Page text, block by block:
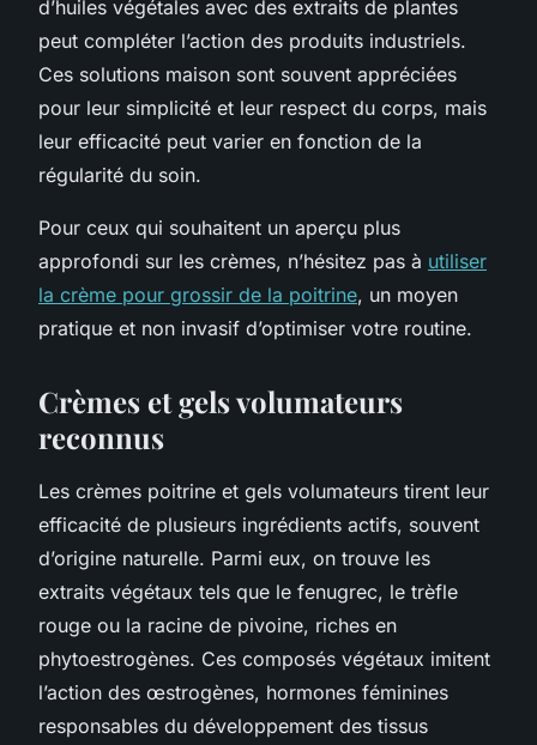
d’huiles végétales avec des extraits de plantes
peut compléter l’action des produits industriels.
Ces solutions maison sont souvent appréciées
pour leur simplicité et leur respect du corps, mais
leur efficacité peut varier en fonction de la
régularité du soin.
Pour ceux qui souhaitent un aperçu plus
approfondi sur les crèmes, n’hésitez pas à utiliser
la crème pour grossir de la poitrine, un moyen
pratique et non invasif d’optimiser votre routine.
Crèmes et gels volumateurs
reconnus
Les crèmes poitrine et gels volumateurs tirent leur
efficacité de plusieurs ingrédients actifs, souvent
d’origine naturelle. Parmi eux, on trouve les
extraits végétaux tels que le fenugrec, le trèfle
rouge ou la racine de pivoine, riches en
phytoestrogènes. Ces composés végétaux imitent
l’action des œstrogènes, hormones féminines
responsables du développement des tissus